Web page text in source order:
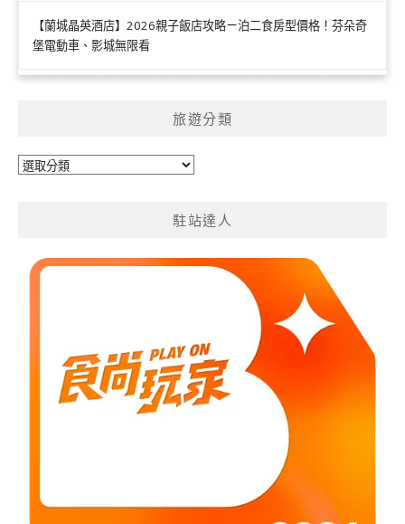
【蘭城晶英酒店】2026親子飯店攻略ㄧ泊二食房型價格！芬朵奇
堡電動車、影城無限看
旅遊分類
旅
駐站達人